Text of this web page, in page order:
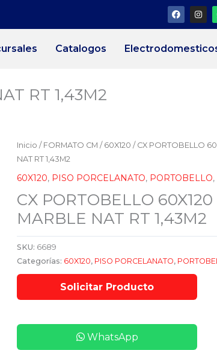
F
a
c
o
I
n
s
a
g
Catalogos
RT 1,43M2
Inicio / FORMATO CM / 60X120 / CX PORTOBELLO
NAT RT 1,43M2
60X120, PISO PORCELANATO, PORTOBELLO,
CX PORTOBELLO 60X120
MARBLE NAT RT 1,43M2
SKU: 6689
Categorías: 60X120, PISO PORCELANATO,
WhatsApp